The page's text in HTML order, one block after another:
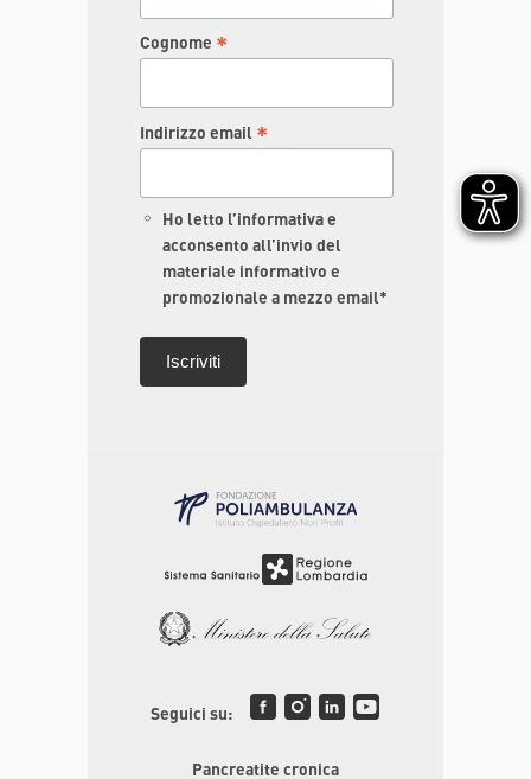
Cognome *
Indirizzo email *
Ho letto l’informativa e
acconsento all’invio del
materiale informativo e
promozionale a mezzo email*
Seguici su:
Pancreatite cronica